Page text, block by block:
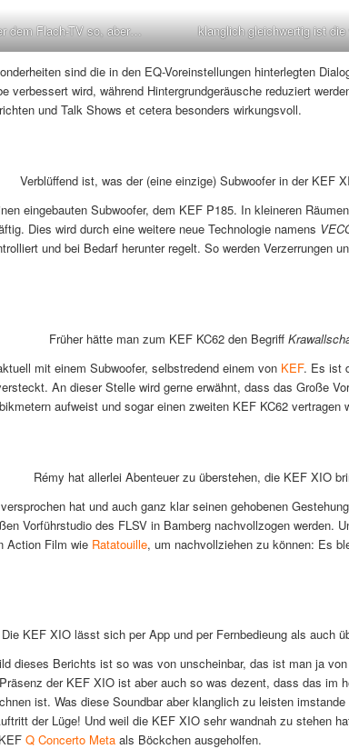
dem Flach-TV so, aber… klanglich gleichwertig ist
sind die in den EQ-Voreinstellungen hinterlegten
verbessert wird, während Hintergrundgeräusche reduziert
und Talk Shows et cetera besonders wirkungsvoll.
Verblüffend ist, was der (eine einzige) Subwoofer in der KEF
eingebauten Subwoofer, dem KEF P185. In kleineren
Dies wird durch eine weitere neue Technologie namens
und bei Bedarf herunter regelt. So werden Verzerrungen
Früher hätte man zum KEF KC62 den Begriff
mit einem Subwoofer, selbstredend einem von KEF. Es ist
An dieser Stelle wird gerne erwähnt, dass das Große
aufweist und sogar einen zweiten KEF KC62 vertragen
Rémy hat allerlei Abenteuer zu überstehen, die KEF XIO
hat und auch ganz klar seinen gehobenen
Vorführstudio des FLSV in Bamberg nachvollzogen werden.
Action Film wie Ratatouille, um nachvollziehen zu können: Es
Die KEF XIO lässt sich per App und per Fernbedieung als auch
dieses Berichts ist so was von unscheinbar, das ist man ja
der KEF XIO ist aber auch so was dezent, dass das im
ist. Was diese Soundbar aber klanglich zu leisten
der Lüge! Und weil die KEF XIO sehr wandnah zu stehen
Q Concerto Meta als Böckchen ausgeholfen.